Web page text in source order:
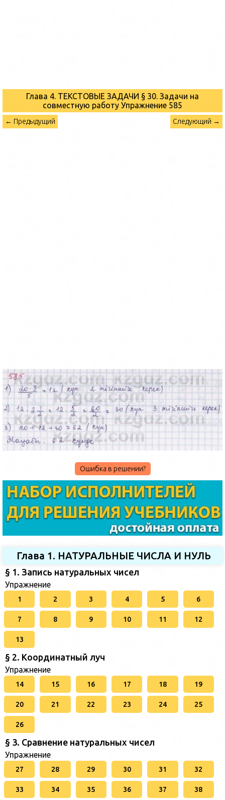
Глава 4. ТЕКСТОВЫЕ ЗАДАЧИ § 30. Задачи на
совместную работу Упражнение 585
← Предыдущий Следующий →
Ошибка в решении?
Глава 1. НАТУРАЛЬНЫЕ ЧИСЛА И НУЛЬ
§ 1. Запись натуральных чисел
Упражнение
1 2 3 4 5 6
7 8 9 10 11 12
13
§ 2. Координатный луч
Упражнение
14 15 16 17 18 19
20 21 22 23 24 25
26
§ 3. Сравнение натуральных чисел
Упражнение
27 28 29 30 31 32
33 34 35 36 37 38